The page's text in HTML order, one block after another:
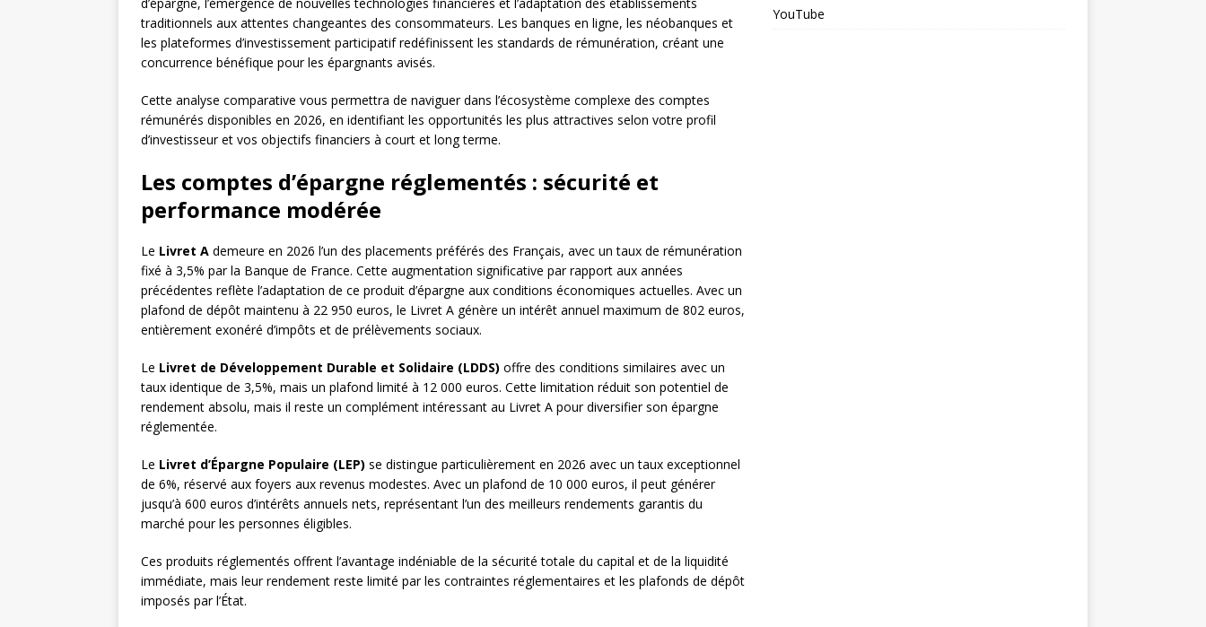
traditionnels aux attentes changeantes des consommateurs. Les banques en ligne, les néobanques et
les plateformes d’investissement participatif redéfinissent les standards de rémunération, créant une
concurrence bénéfique pour les épargnants avisés.
Cette analyse comparative vous permettra de naviguer dans l’écosystème complexe des comptes
rémunérés disponibles en 2026, en identifiant les opportunités les plus attractives selon votre profil
d’investisseur et vos objectifs financiers à court et long terme.
Les comptes d’épargne réglementés : sécurité et
performance modérée
Le Livret A demeure en 2026 l’un des placements préférés des Français, avec un taux de rémunération
fixé à 3,5% par la Banque de France. Cette augmentation significative par rapport aux années
précédentes reflète l’adaptation de ce produit d’épargne aux conditions économiques actuelles. Avec un
plafond de dépôt maintenu à 22 950 euros, le Livret A génère un intérêt annuel maximum de 802 euros,
entièrement exonéré d’impôts et de prélèvements sociaux.
Le Livret de Développement Durable et Solidaire (LDDS) offre des conditions similaires avec un
taux identique de 3,5%, mais un plafond limité à 12 000 euros. Cette limitation réduit son potentiel de
rendement absolu, mais il reste un complément intéressant au Livret A pour diversifier son épargne
réglementée.
Le Livret d’Épargne Populaire (LEP) se distingue particulièrement en 2026 avec un taux exceptionnel
de 6%, réservé aux foyers aux revenus modestes. Avec un plafond de 10 000 euros, il peut générer
jusqu’à 600 euros d’intérêts annuels nets, représentant l’un des meilleurs rendements garantis du
marché pour les personnes éligibles.
Ces produits réglementés offrent l’avantage indéniable de la sécurité totale du capital et de la liquidité
immédiate, mais leur rendement reste limité par les contraintes réglementaires et les plafonds de dépôt
imposés par l’État.
YouTube